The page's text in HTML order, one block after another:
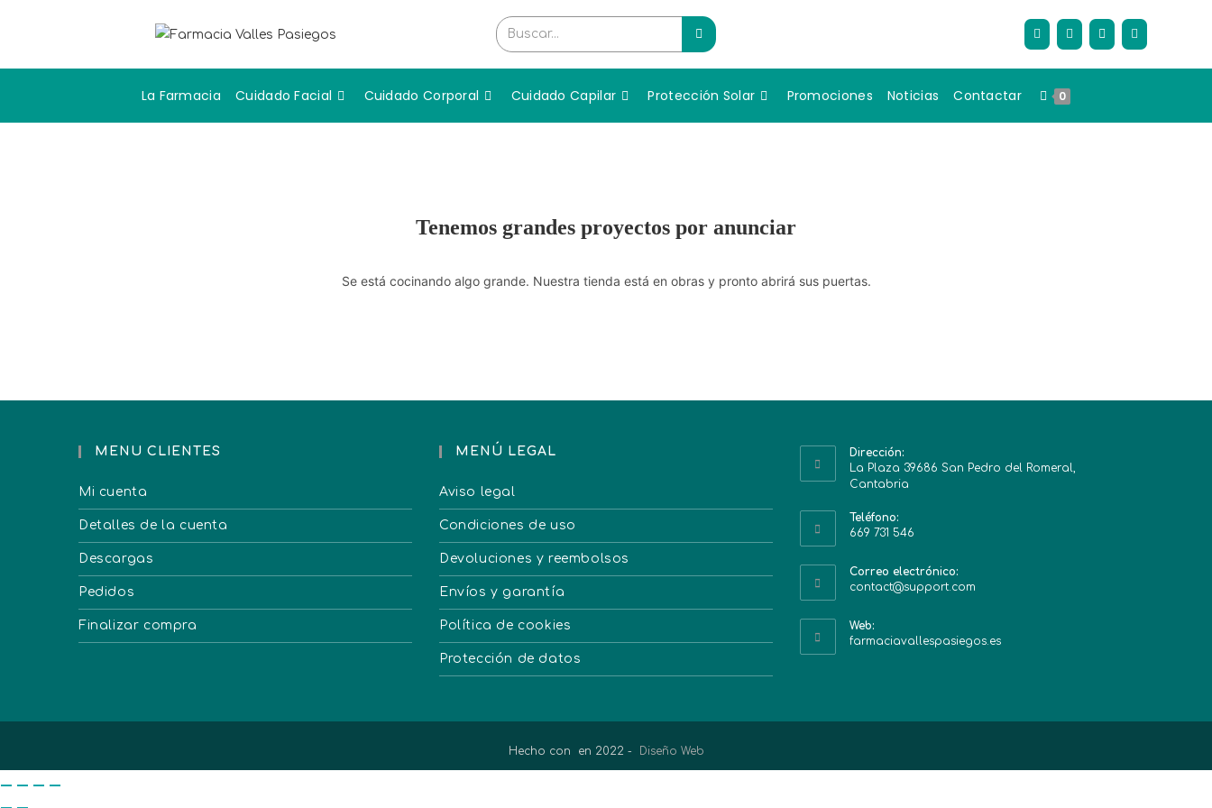
Buscar...
La Farmacia Cuidado Facial Cuidado Corporal Cuidado Capilar Protección Solar Promociones Noticias Contactar 0
Tenemos grandes proyectos por anunciar
Se está cocinando algo grande. Nuestra tienda está en obras y pronto abrirá sus puertas.
MENU CLIENTES
Mi cuenta
Detalles de la cuenta
Descargas
Pedidos
Finalizar compra
MENÚ LEGAL
Aviso legal
Condiciones de uso
Devoluciones y reembolsos
Envíos y garantía
Política de cookies
Protección de datos
Dirección:
La Plaza 39686 San Pedro del Romeral,
Cantabria
Teléfono:
669 731 546
Correo electrónico:
contact@support.com
Web:
farmaciavallespasiegos.es
Hecho con en 2022 - Diseño Web